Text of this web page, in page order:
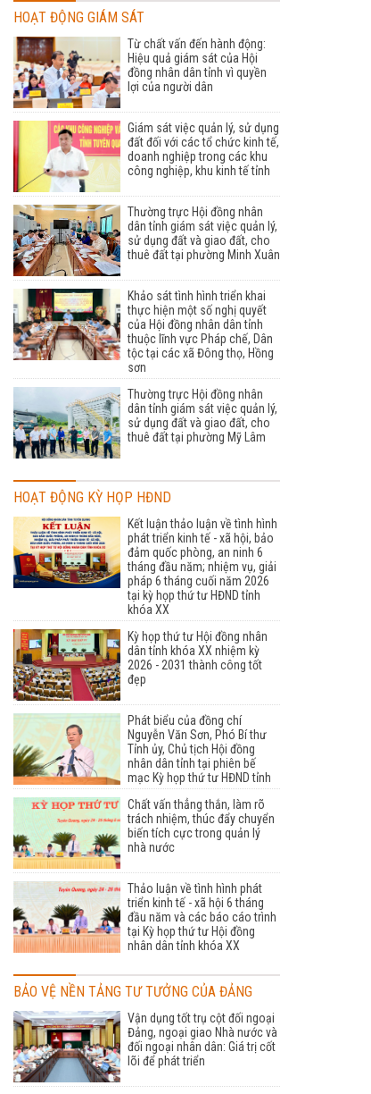
HOẠT ĐỘNG GIÁM SÁT
Từ chất vấn đến hành động:
Hiệu quả giám sát của Hội
đồng nhân dân tỉnh vì quyền
lợi của người dân
Giám sát việc quản lý, sử dụng
đất đối với các tổ chức kinh tế,
doanh nghiệp trong các khu
công nghiệp, khu kinh tế tỉnh
Thường trực Hội đồng nhân
dân tỉnh giám sát việc quản lý,
sử dụng đất và giao đất, cho
thuê đất tại phường Minh Xuân
Khảo sát tình hình triển khai
thực hiện một số nghị quyết
của Hội đồng nhân dân tỉnh
thuộc lĩnh vực Pháp chế, Dân
tộc tại các xã Đông thọ, Hồng
sơn
Thường trực Hội đồng nhân
dân tỉnh giám sát việc quản lý,
sử dụng đất và giao đất, cho
thuê đất tại phường Mỹ Lâm
HOẠT ĐỘNG KỲ HỌP HĐND
Kết luận thảo luận về tình hình
phát triển kinh tế - xã hội, bảo
đảm quốc phòng, an ninh 6
tháng đầu năm; nhiệm vụ, giải
pháp 6 tháng cuối năm 2026
tại kỳ họp thứ tư HĐND tỉnh
khóa XX
Kỳ họp thứ tư Hội đồng nhân
dân tỉnh khóa XX nhiệm kỳ
2026 - 2031 thành công tốt
đẹp
Phát biểu của đồng chí
Nguyễn Văn Sơn, Phó Bí thư
Tỉnh ủy, Chủ tịch Hội đồng
nhân dân tỉnh tại phiên bế
mạc Kỳ họp thứ tư HĐND tỉnh
Chất vấn thẳng thắn, làm rõ
trách nhiệm, thúc đẩy chuyển
biến tích cực trong quản lý
nhà nước
Thảo luận về tình hình phát
triển kinh tế - xã hội 6 tháng
đầu năm và các báo cáo trình
tại Kỳ họp thứ tư Hội đồng
nhân dân tỉnh khóa XX
BẢO VỆ NỀN TẢNG TƯ TƯỞNG CỦA ĐẢNG
Vận dụng tốt trụ cột đối ngoại
Đảng, ngoại giao Nhà nước và
đối ngoại nhân dân: Giá trị cốt
lõi để phát triển